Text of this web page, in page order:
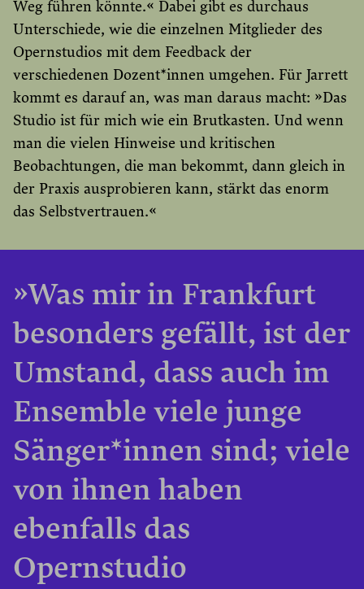
Weg führen könnte.« Dabei gibt es durchaus
Unterschiede, wie die einzelnen Mitglieder des
Opernstudios mit dem Feedback der
verschiedenen Dozent*innen umgehen. Für Jarrett
kommt es darauf an, was man daraus macht: »Das
Studio ist für mich wie ein Brutkasten. Und wenn
man die vielen Hinweise und kritischen
Beobachtungen, die man bekommt, dann gleich in
der Praxis ausprobieren kann, stärkt das enorm
das Selbstvertrauen.«
»Was mir in Frankfurt
besonders gefällt, ist der
Umstand, dass auch im
Ensemble viele junge
Sänger*innen sind; viele
von ihnen haben
ebenfalls das
Opernstudio